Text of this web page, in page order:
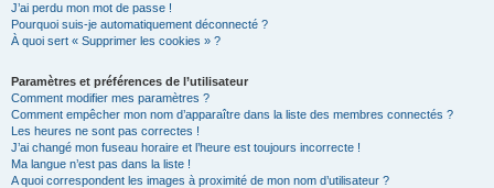
J’ai perdu mon mot de passe !
Pourquoi suis-je automatiquement déconnecté ?
À quoi sert « Supprimer les cookies » ?
Paramètres et préférences de l’utilisateur
Comment modifier mes paramètres ?
Comment empêcher mon nom d’apparaître dans la liste des membres connectés ?
Les heures ne sont pas correctes !
J’ai changé mon fuseau horaire et l’heure est toujours incorrecte !
Ma langue n’est pas dans la liste !
A quoi correspondent les images à proximité de mon nom d’utilisateur ?